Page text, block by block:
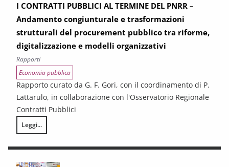
I CONTRATTI PUBBLICI AL TERMINE DEL PNRR –
Andamento congiunturale e trasformazioni
strutturali del procurement pubblico tra riforme,
digitalizzazione e modelli organizzativi
Rapporti
Economia pubblica
Rapporto curato da G. F. Gori, con il coordinamento di P.
Lattarulo, in collaborazione con l'Osservatorio Regionale
Contratti Pubblici
Leggi...
I CONTRATTI PUBBLICI AL TERMINE DEL PNRR – Andamento